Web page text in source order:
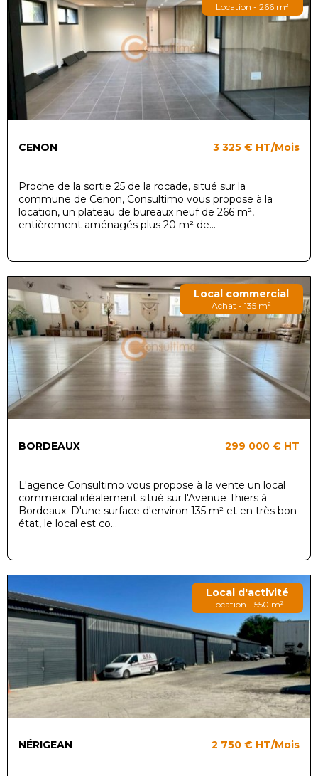
Location - 266 m²
CENON 3 325 € HT/Mois
Proche de la sortie 25 de la rocade, situé sur la
commune de Cenon, Consultimo vous propose à la
location, un plateau de bureaux neuf de 266 m²,
entièrement aménagés plus 20 m² de...
Local commercial
Achat - 135 m²
BORDEAUX 299 000 € HT
L'agence Consultimo vous propose à la vente un local
commercial idéalement situé sur l'Avenue Thiers à
Bordeaux. D'une surface d'environ 135 m² et en très bon
état, le local est co...
Local d'activité
Location - 550 m²
NÉRIGEAN 2 750 € HT/Mois